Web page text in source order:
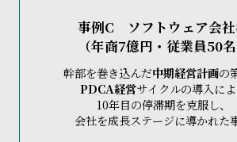
まずは不良資産の含み損を処理して
算で締めて長年続いた決算賞与の支
て、会社の改革の必要性を役員・従
もらうことがスタートでした。
関与後5年ほど経過していたのです
向にあり資金繰りに苦労されていま
の工場の稼働も大きく低下しており
となっている状況で銀行の貸し
まで受け始めました。
事例C ソフトウェア会
（年商7億円・従業員50名
幹部を巻き込んだ中期経営計画の
PDCA経営サイクルの導入によ
10年目の停滞期を克服し、
会社を成長ステージに導かれた